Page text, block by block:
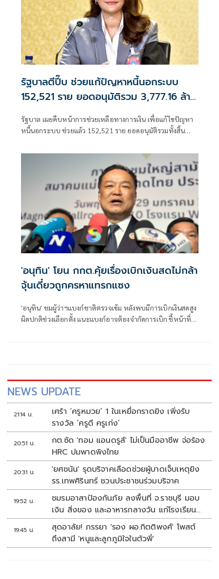
รัฐบาลตีปี๊บ ช่วยแก้ปัญหาหนี้นอกระบบ
152,521 ราย ยอดอนุมัติรวม 3,777.16 ล้าน
รัฐบาล เผยคืบหน้าการช่วยเหลือทางการเงิน เพื่อแก้ไขปัญหา
หนี้นอกระบบ ช่วยแล้ว 152,521 ราย ยอดอนุมัติรวมทั้งสิ้น
'อนุทิน' โยน กกต.คุ้ยเรื่องเบิกเงินสดไม่กล้า
จุ้นเดี๋ยวถูกครหาแทรกแซง
'อนุทิน' ชมผู้ว่าฯแบงก์ชาติตรวจเข้ม หลังพบมีการเบิกเงินสดสูง
ผิดปกติช่วงเลือกตั้ง แนะแบงก์อาจต้องจำกัดการเบิก ชี้หน้าที่
NEWS UPDATE
21:14 น.
เศร้า ‘ครูหมวย’ 1 ในเหยื่อกราดยิง เพิ่งรับ
รางวัล ‘ครูดี ครูเก่ง’
20:51 น.
กต.ซัด 'ทอม แอนดรูส์' ไม่เป็นมืออาชีพ จ่อร้อง
HRC ปมพาดพิงไทย
20:31 น.
'ยศชนัน' รุดบริจาคเลือดช่วยผู้บาดเจ็บเหตุยิง
รร.เทพศิรินทร์ ชวนประชาชนร่วมบริจาค
19:52 น.
ชมรมอาสาป้องกันภัย ลงพื้นที่ จ.ราชบุรี มอบ
เงิน สิ่งของ และอาหารกลางวัน แก่โรงเรียน
บ้านหนองน้ำใส
19:45 น.
สุดอาลัย! ภรรยา 'รอง ผอ.กิตติพงศ์' โพสต์
ถึงสามี 'หนูและลูกภูมิใจในตัวพี่'